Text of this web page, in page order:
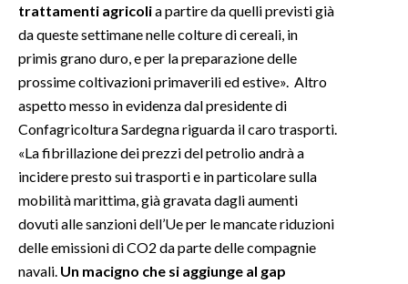
trattamenti agricolia partire da quelli previsti già
da queste settimane nelle colture di cereali, in
primis grano duro, e per la preparazione delle
prossime coltivazioni primaverili ed estive». Altro
aspetto messo in evidenza dal presidente di
Confagricoltura Sardegna riguarda il caro trasporti.
«La fibrillazione dei prezzi del petrolio andrà a
incidere presto sui trasporti e in particolare sulla
mobilità marittima, già gravata dagli aumenti
dovuti alle sanzioni dell’Ue per le mancate riduzioni
delle emissioni di CO2 da parte delle compagnie
navali. Un macigno che si aggiunge al gap